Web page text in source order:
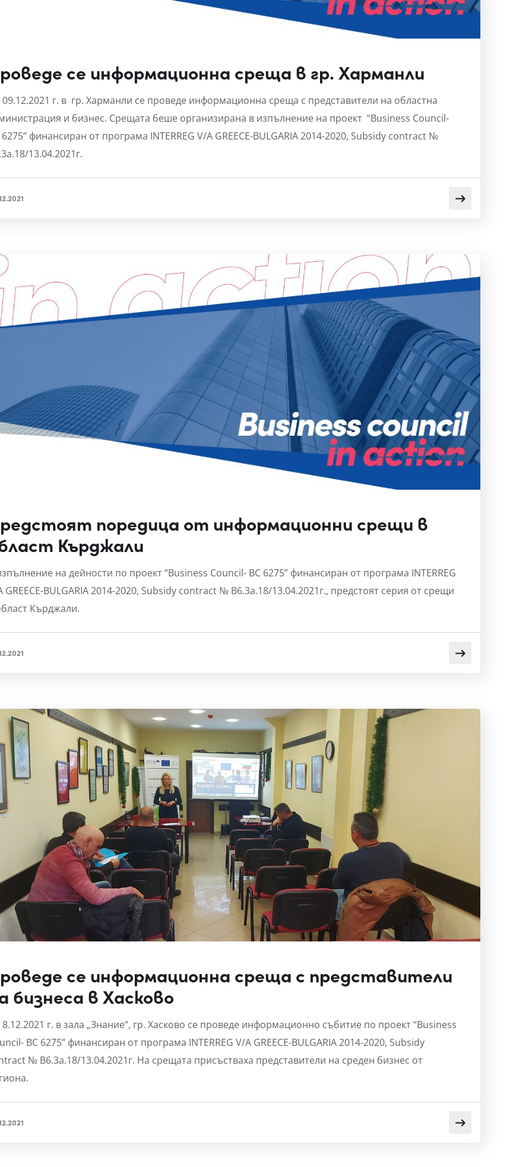
се информационна среща в гр. Харманли
г. в гр. Харманли се проведе информационна среща с представители на областна
и бизнес. Срещата беше организирана в изпълнение на проект “Business Council-
6275” финансиран от програма INTERREG V/A GREECE-BULGARIA 2014-2020, Subsidy contract №
13.04.2021г.
поредица от информационни срещи в
Кърджали
на дейности по проект “Business Council- BC 6275” финансиран от програма INTERREG
GREECE-BULGARIA 2014-2020, Subsidy contract № B6.3a.18/13.04.2021г., предстоят серия от срещи
Кърджали.
се информационна среща с представители
бизнеса в Хасково
г. в зала „Знание“, гр. Хасково се проведе информационно събитие по проект “Business
BC 6275” финансиран от програма INTERREG V/A GREECE-BULGARIA 2014-2020, Subsidy
№ B6.3a.18/13.04.2021г. На срещата присъстваха представители на среден бизнес от